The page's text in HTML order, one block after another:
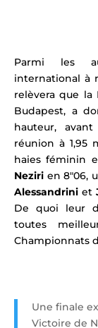
Parmi les
international à
relèvera que la
Budapest, a
hauteur,
réunion à 1,95
haies féminin
Neziri en 8″06,
Alessandrini et
De quoi leur
toutes
Championnats
Une finale
Victoire de